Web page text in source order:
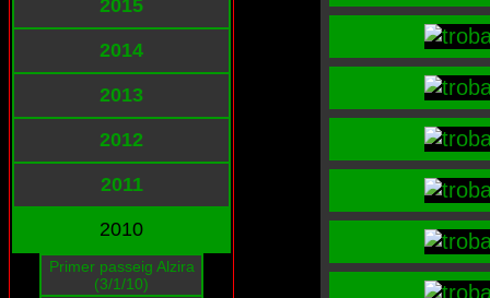
2015
2014
2013
2012
2011
2010
Primer passeig Alzira
(3/1/10)